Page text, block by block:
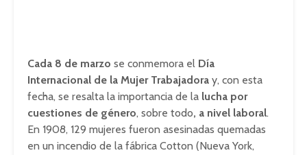
Cada 8 de marzo se conmemora el Día
Internacional de la Mujer Trabajadora y, con esta
fecha, se resalta la importancia de la lucha por
cuestiones de género, sobre todo, a nivel laboral.
En 1908, 129 mujeres fueron asesinadas quemadas
en un incendio de la fábrica Cotton (Nueva York,